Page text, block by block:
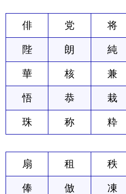
俳 党 将
陛 朗 純
華 核 兼
悟 恭 栽
珠 称 粋
扇 租 秩
俸 倣 凍